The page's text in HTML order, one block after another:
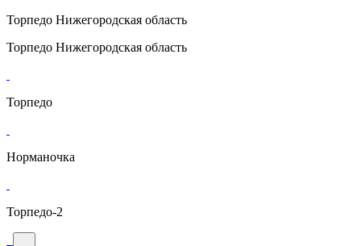
Торпедо Нижегородская область
Торпедо Нижегородская область
Торпедо
Норманочка
Торпедо-2